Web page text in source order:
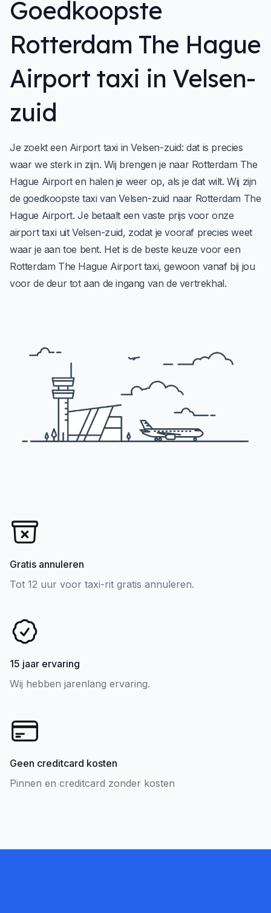
Goedkoopste
Rotterdam The Hague
Airport taxi in Velsen-
zuid
Je zoekt een Airport taxi in Velsen-zuid: dat is precies
waar we sterk in zijn. Wij brengen je naar Rotterdam The
Hague Airport en halen je weer op, als je dat wilt. Wij zijn
de goedkoopste taxi van Velsen-zuid naar Rotterdam The
Hague Airport. Je betaalt een vaste prijs voor onze
airport taxi uit Velsen-zuid, zodat je vooraf precies weet
waar je aan toe bent. Het is de beste keuze voor een
Rotterdam The Hague Airport taxi, gewoon vanaf bij jou
voor de deur tot aan de ingang van de vertrekhal.
Gratis annuleren
Tot 12 uur voor taxi-rit gratis annuleren.
15 jaar ervaring
Wij hebben jarenlang ervaring.
Geen creditcard kosten
Pinnen en creditcard zonder kosten